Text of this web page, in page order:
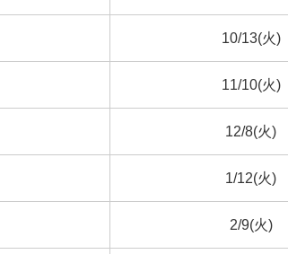
10/13(火)
11/10(火)
12/8(火)
1/12(火)
2/9(火)